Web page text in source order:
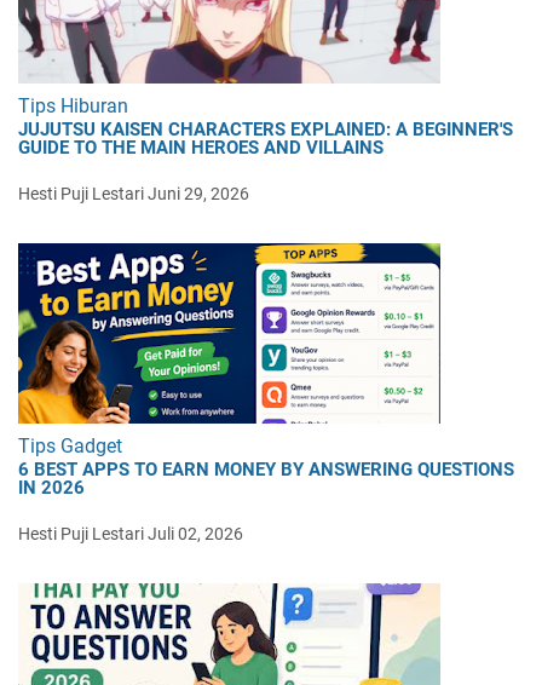
Tips Hiburan
JUJUTSU KAISEN CHARACTERS EXPLAINED: A BEGINNER'S
GUIDE TO THE MAIN HEROES AND VILLAINS
Hesti Puji LestariJuni 29, 2026
Tips Gadget
6 BEST APPS TO EARN MONEY BY ANSWERING QUESTIONS
IN 2026
Hesti Puji LestariJuli 02, 2026